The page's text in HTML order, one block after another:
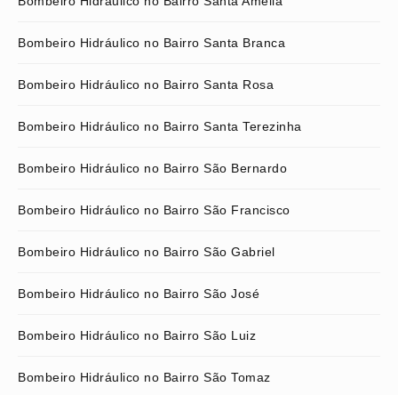
Bombeiro Hidráulico no Bairro Santa Branca
Bombeiro Hidráulico no Bairro Santa Rosa
Bombeiro Hidráulico no Bairro Santa Terezinha
Bombeiro Hidráulico no Bairro São Bernardo
Bombeiro Hidráulico no Bairro São Francisco
Bombeiro Hidráulico no Bairro São Gabriel
Bombeiro Hidráulico no Bairro São José
Bombeiro Hidráulico no Bairro São Luiz
Bombeiro Hidráulico no Bairro São Tomaz